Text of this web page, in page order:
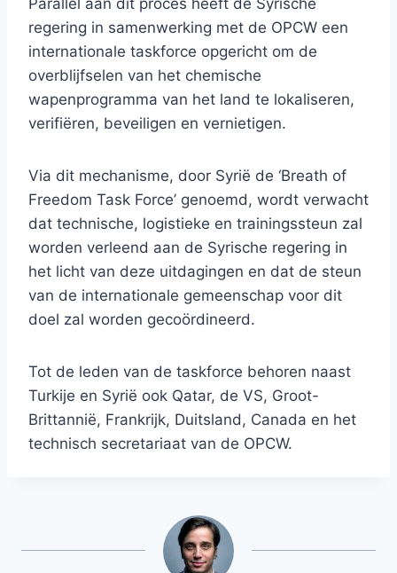
Parallel aan dit proces heeft de Syrische
regering in samenwerking met de OPCW een
internationale taskforce opgericht om de
overblijfselen van het chemische
wapenprogramma van het land te lokaliseren,
verifiëren, beveiligen en vernietigen.
Via dit mechanisme, door Syrië de ‘Breath of
Freedom Task Force’ genoemd, wordt verwacht
dat technische, logistieke en trainingssteun zal
worden verleend aan de Syrische regering in
het licht van deze uitdagingen en dat de steun
van de internationale gemeenschap voor dit
doel zal worden gecoördineerd.
Tot de leden van de taskforce behoren naast
Turkije en Syrië ook Qatar, de VS, Groot-
Brittannië, Frankrijk, Duitsland, Canada en het
technisch secretariaat van de OPCW.